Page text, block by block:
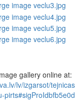
gallery online at:
lv/izgarsot/